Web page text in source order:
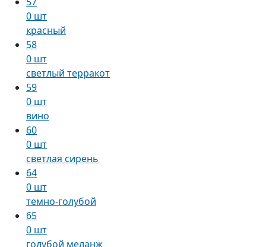
0 шт
красный
58
0 шт
светлый терракот
59
0 шт
вино
60
0 шт
светлая сирень
64
0 шт
темно-голубой
65
0 шт
голубой меланж